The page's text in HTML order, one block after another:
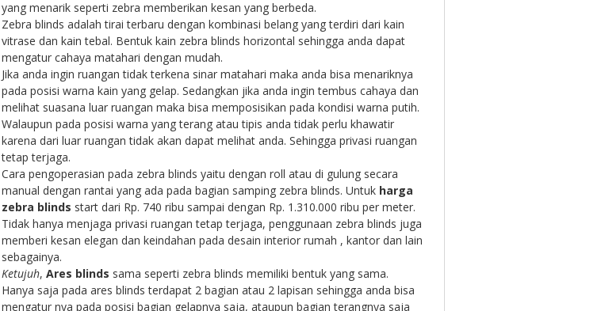
yang menarik seperti zebra memberikan kesan yang berbeda.
Zebra blinds adalah tirai terbaru dengan kombinasi belang yang terdiri dari kain
vitrase dan kain tebal. Bentuk kain zebra blinds horizontal sehingga anda dapat
mengatur cahaya matahari dengan mudah.
Jika anda ingin ruangan tidak terkena sinar matahari maka anda bisa menariknya
pada posisi warna kain yang gelap. Sedangkan jika anda ingin tembus cahaya dan
melihat suasana luar ruangan maka bisa memposisikan pada kondisi warna putih.
Walaupun pada posisi warna yang terang atau tipis anda tidak perlu khawatir
karena dari luar ruangan tidak akan dapat melihat anda. Sehingga privasi ruangan
tetap terjaga.
Cara pengoperasian pada zebra blinds yaitu dengan roll atau di gulung secara
manual dengan rantai yang ada pada bagian samping zebra blinds. Untuk harga
zebra blinds start dari Rp. 740 ribu sampai dengan Rp. 1.310.000 ribu per meter.
Tidak hanya menjaga privasi ruangan tetap terjaga, penggunaan zebra blinds juga
memberi kesan elegan dan keindahan pada desain interior rumah , kantor dan lain
sebagainya.
Ketujuh, Ares blinds sama seperti zebra blinds memiliki bentuk yang sama.
Hanya saja pada ares blinds terdapat 2 bagian atau 2 lapisan sehingga anda bisa
mengatur nya pada posisi bagian gelapnya saja, ataupun bagian terangnya saja